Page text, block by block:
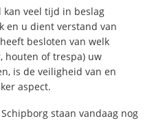
kan veel tijd in beslag
en u dient verstand van
besloten van welk
houten of trespa) uw
is de veiligheid van en
aspect.
staan vandaag nog